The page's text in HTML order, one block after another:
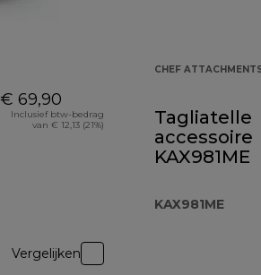
€ 69,90
Inclusief btw-bedrag
van € 12,13 (21%)
Vergelijken
CHEF
Tagliatelle
accessoire
KAX981ME
KAX981ME